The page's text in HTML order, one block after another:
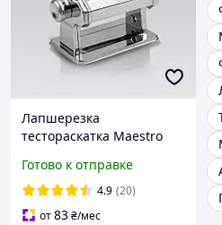
Лапшерезка
тестораскатка Maestro
для пасты и раскатки
теста
Готово к отправке
4.9 (20)
от83₴/мес